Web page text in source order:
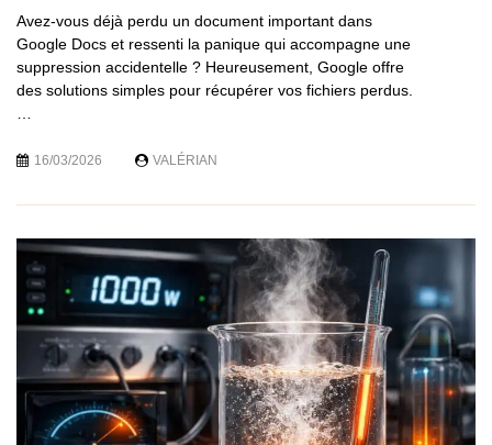
Avez-vous déjà perdu un document important dans
Google Docs et ressenti la panique qui accompagne une
suppression accidentelle ? Heureusement, Google offre
des solutions simples pour récupérer vos fichiers perdus.
16/03/2026 VALÉRIAN